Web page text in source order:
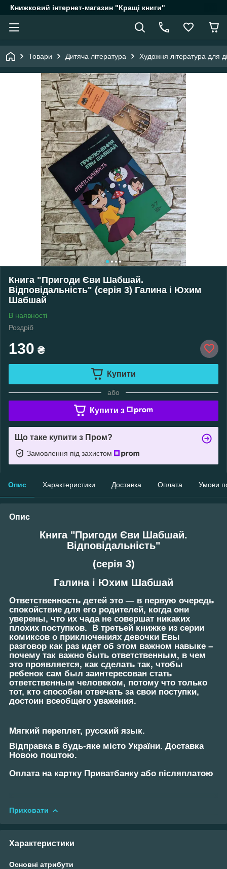
Книжковий інтернет-магазин "Кращі книги"
Товари Дитяча література Художня література для
Книга "Пригоди Єви Шабшай.
Відповідальність" (серія 3) Галина і Юхим
Шабшай
В наявності
Роздріб
130 ₴
Купити
або
Купити з
Що таке купити з Пром?
Замовлення під захистом
Опис Характеристики Доставка Оплата Умови
Опис
Книга "Пригоди Єви Шабшай.
Відповідальність"
(серія 3)
Галина і Юхим Шабшай
Ответственность детей это — в первую очередь
спокойствие для его родителей, когда они
уверены, что их чада не совершат никаких
плохих поступков. В третьей книжке из серии
комиксов о приключениях девочки Евы
разговор как раз идет об этом важном навыке –
почему так важно быть ответственным, в чем
это проявляется, как сделать так, чтобы
ребенок сам был заинтересован стать
ответственным человеком, потому что только
тот, кто способен отвечать за свои поступки,
достоин всеобщего уважения.
Мягкий переплет, русский язык.
Відправка в будь-яке місто України. Доставка
Новою поштою.
Оплата на картку Приватбанку або післяплатою
Приховати
Характеристики
Основні атрибути